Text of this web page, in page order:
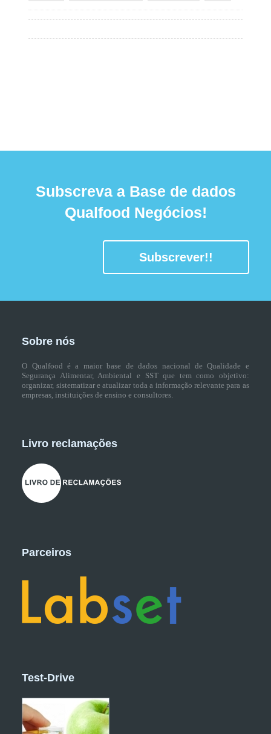
Subscreva a Base de dados
Qualfood Negócios!
Subscrever!!
Sobre nós
O Qualfood é a maior base de dados nacional de Qualidade e
Segurança Alimentar, Ambiental e SST que tem como objetivo:
organizar, sistematizar e atualizar toda a informação relevante para as
empresas, instituições de ensino e consultores.
Livro reclamações
Parceiros
Test-Drive